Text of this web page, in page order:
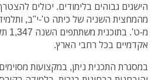
הישגים גבוהים בלימודים. יכולים
מהמחצית השניה של כיתה ט'-י"ב,
מ-
אקדמיים בכל רחבי הארץ.
במסגרת התכנית ניתן, במקצועות